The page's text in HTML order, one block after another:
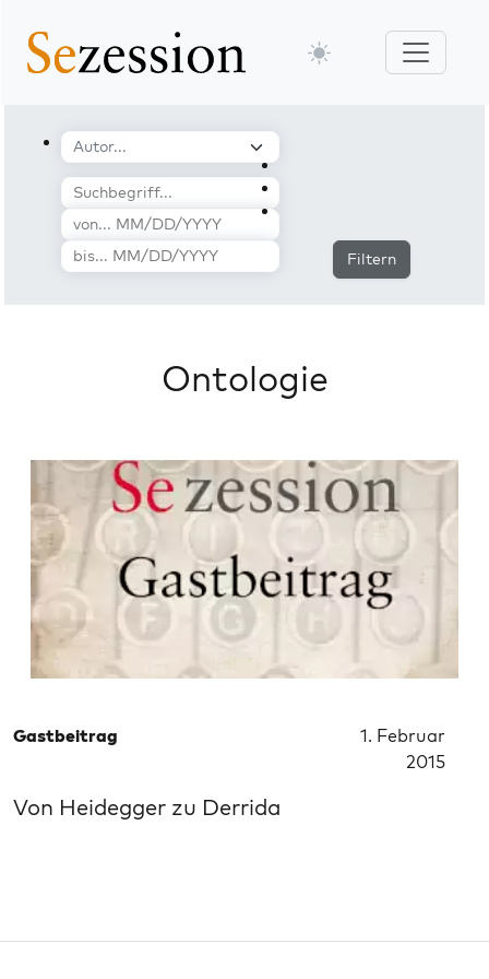
Filtern
Ontologie
Gastbeitrag
1. Februar
2015
Von Heidegger zu Derrida